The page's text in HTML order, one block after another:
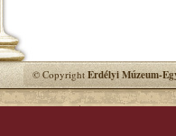
© CopyrightErdélyi Múzeum-